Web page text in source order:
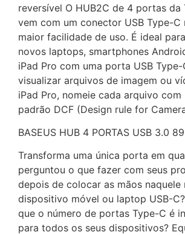
reversível O HUB2C de 4 portas da
vem com um conector USB Type-C
maior facilidade de uso. É ideal
novos laptops, smartphones
iPad Pro com uma porta USB Type-
visualizar arquivos de imagem ou
iPad Pro, nomeie cada arquivo com
padrão DCF (Design rule for
BASEUS HUB 4 PORTAS USB 3.0
Transforma uma única porta em
perguntou o que fazer com seus
depois de colocar as mãos naquele
dispositivo móvel ou laptop USB-
que o número de portas Type-C é
para todos os seus dispositivos?